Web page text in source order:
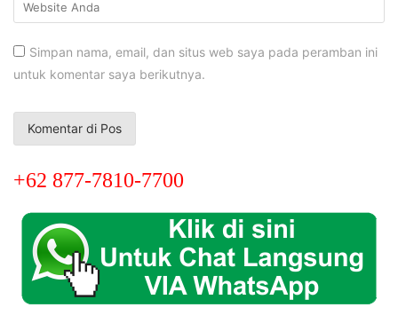
Simpan nama, email, dan situs web saya pada peramban ini
untuk komentar saya berikutnya.
+62 877-7810-7700